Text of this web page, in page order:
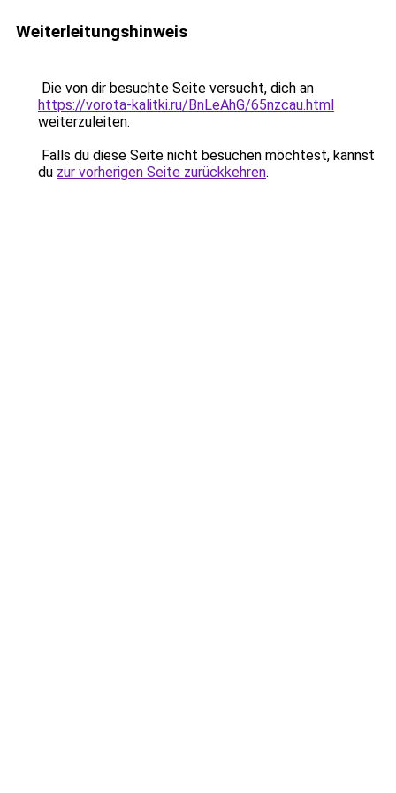
Weiterleitungshinweis
Die von dir besuchte Seite versucht, dich an
https://vorota-kalitki.ru/BnLeAhG/65nzcau.html
weiterzuleiten.
Falls du diese Seite nicht besuchen möchtest, kannst
du zur vorherigen Seite zurückkehren.